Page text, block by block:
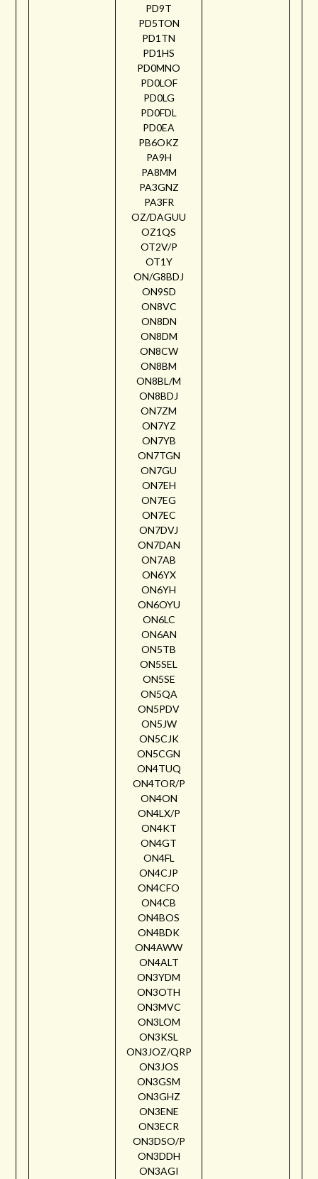
PD9T
PD5TON
PD1TN
PD1HS
PD0MNO
PD0LOF
PD0LG
PD0FDL
PD0EA
PB6OKZ
PA9H
PA8MM
PA3GNZ
PA3FR
OZ/DAGUU
OZ1QS
OT2V/P
OT1Y
ON/G8BDJ
ON9SD
ON8VC
ON8DN
ON8DM
ON8CW
ON8BM
ON8BL/M
ON8BDJ
ON7ZM
ON7YZ
ON7YB
ON7TGN
ON7GU
ON7EH
ON7EG
ON7EC
ON7DVJ
ON7DAN
ON7AB
ON6YX
ON6YH
ON6OYU
ON6LC
ON6AN
ON5TB
ON5SEL
ON5SE
ON5QA
ON5PDV
ON5JW
ON5CJK
ON5CGN
ON4TUQ
ON4TOR/P
ON4ON
ON4LX/P
ON4KT
ON4GT
ON4FL
ON4CJP
ON4CFO
ON4CB
ON4BOS
ON4BDK
ON4AWW
ON4ALT
ON3YDM
ON3OTH
ON3MVC
ON3LOM
ON3KSL
ON3JOZ/QRP
ON3JOS
ON3GSM
ON3GHZ
ON3ENE
ON3ECR
ON3DSO/P
ON3DDH
ON3AGI